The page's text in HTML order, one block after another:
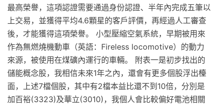
最高榮譽，這項認證需要通過身份認證、半年內完成五筆以
上交易，並獲得平均4.6顆星的客戶評價，再經過人工審查
後，才能獲得這項榮譽。 小型壓縮空氣系統，早期被用來
作為無燃燒機動車（英語：Fireless locomotive）的動力
來源，被使用在煤礦內運行的車輛。 附表一是初步找出的
儲能概念股，我相信未來1年之內，還會有更多個股浮出檯
面，上述7檔個股，其中有2檔本益比還不到10倍，分別是
加百裕(3323)及華立(3010)，我個人會比較偏好電池相關